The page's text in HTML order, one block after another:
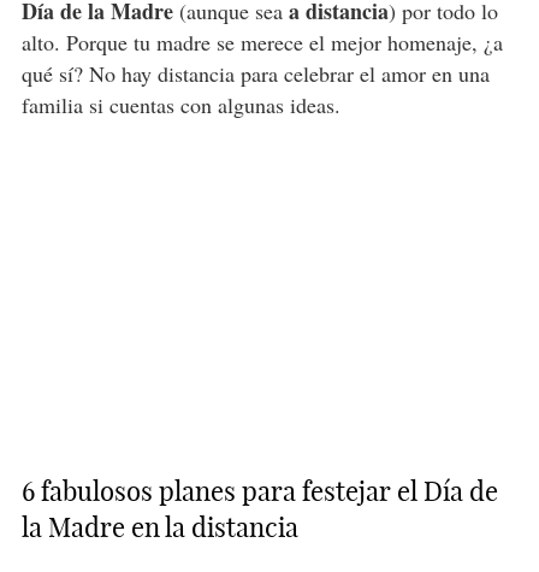
Día de la Madre(aunque sea a distancia) por todo lo
alto. Porque tu madre se merece el mejor homenaje, ¿a
qué sí? No hay distancia para celebrar el amor en una
familia si cuentas con algunas ideas.
6 fabulosos planes para festejar el Día de
la Madre en la distancia